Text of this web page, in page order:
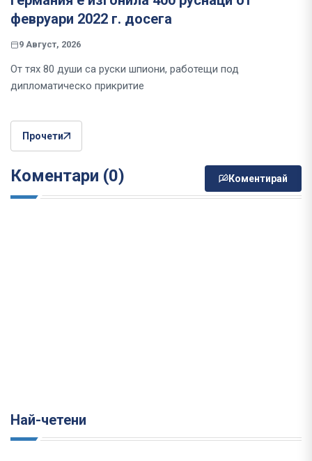
февруари 2022 г. досега
9 Август, 2026
От тях 80 души са руски шпиони, работещи под
дипломатическо прикритие
Прочети
Коментари (0) Коментирай
Най-четени